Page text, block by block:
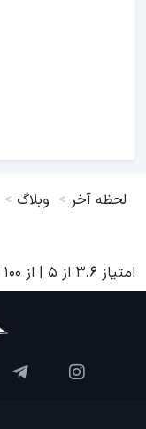
لحظه آخر وبلاگ
امتیاز 3.6 از 5 | از 100